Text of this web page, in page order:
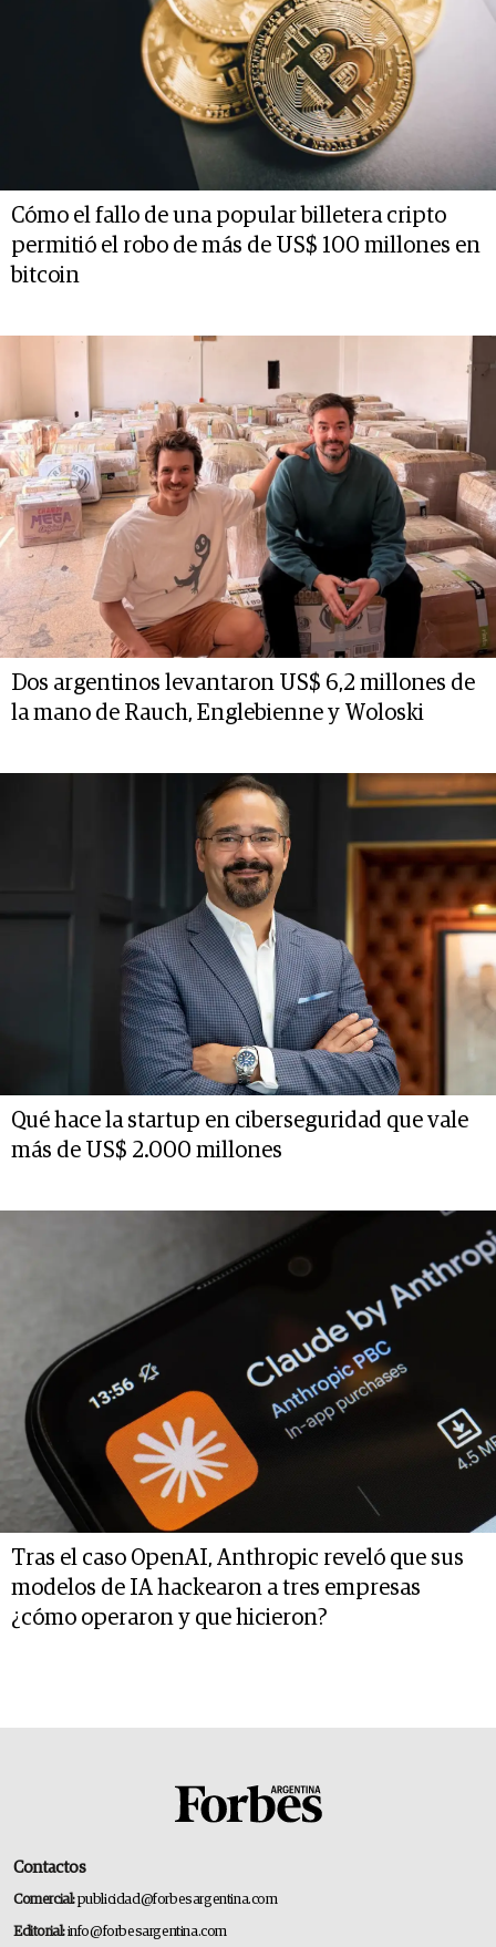
Cómo el fallo de una popular billetera cripto
permitió el robo de más de US$ 100 millones en
bitcoin
Dos argentinos levantaron US$ 6,2 millones de
la mano de Rauch, Englebienne y Woloski
Qué hace la startup en ciberseguridad que vale
más de US$ 2.000 millones
Tras el caso OpenAI, Anthropic reveló que sus
modelos de IA hackearon a tres empresas
¿cómo operaron y que hicieron?
Contactos
Comercial:publicidad@forbesargentina.com
Editorial:info@forbesargentina.com